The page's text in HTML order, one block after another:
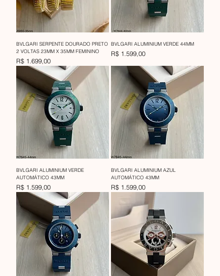
BVLGARI SERPENTE DOURADO PRETO
2 VOLTAS 23MM X 35MM FEMININO
Preço
R$ 1.699,00
BVLGARI ALUMINIUM VERDE 44MM
Preço
R$ 1.599,00
BVLGARI ALUMINIUM VERDE
AUTOMÁTICO 43MM
Preço
R$ 1.599,00
BVLGARI ALUMINIUM AZUL
AUTOMÁTICO 43MM
Preço
R$ 1.599,00